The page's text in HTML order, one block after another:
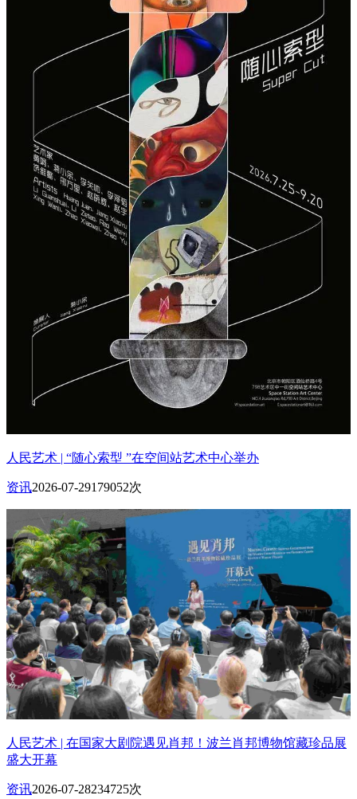
人民艺术 | “随心索型 ”在空间站艺术中心举办
资讯2026-07-29179052次
人民艺术 | 在国家大剧院遇见肖邦！波兰肖邦博物馆藏珍品展
盛大开幕
资讯2026-07-28234725次